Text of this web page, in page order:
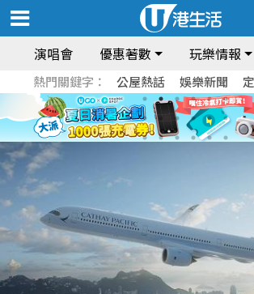
演唱會 優惠著數 玩樂情報
熱門關鍵字： 公屋熱話 娛樂新聞